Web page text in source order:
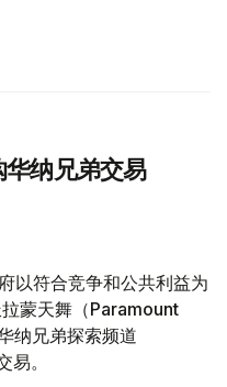
纳兄弟交易
以符合竞争和公共利益为
蒙天舞（Paramount
纳兄弟探索频道
。